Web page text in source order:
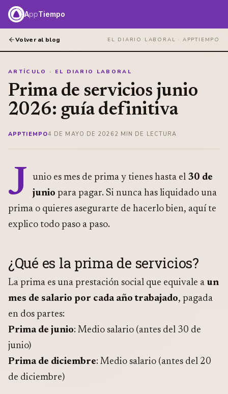
AppTiempo
Volver al blog EL DIARIO LABORAL · APPTIEMPO
ARTÍCULO · EL DIARIO LABORAL
Prima de servicios junio
2026: guía definitiva
APPTIEMPO4 DE MAYO DE 2026 2 MIN DE LECTURA
J unio es mes de prima y tienes hasta el 30 de
junio para pagar. Si nunca has liquidado una
prima o quieres asegurarte de hacerlo bien, aquí te
explico todo paso a paso.
¿Qué es la prima de servicios?
La prima es una prestación social que equivale a un
mes de salario por cada año trabajado, pagada
en dos partes:
Prima de junio: Medio salario (antes del 30 de
junio)
Prima de diciembre: Medio salario (antes del 20
de diciembre)